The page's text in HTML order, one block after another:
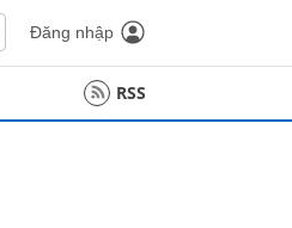
Đăng nhập
RSS